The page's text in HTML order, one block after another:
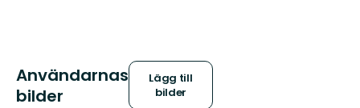
Användarnas
bilder
Lägg till
bilder